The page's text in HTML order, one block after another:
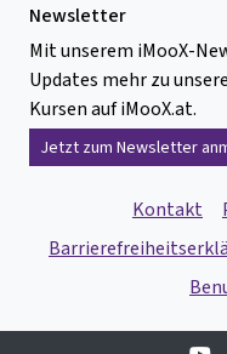
Newsletter
Mit unserem iMooX-
Updates mehr zu
Kursen auf iMooX.at.
Jetzt zum Newsletter
Kontakt